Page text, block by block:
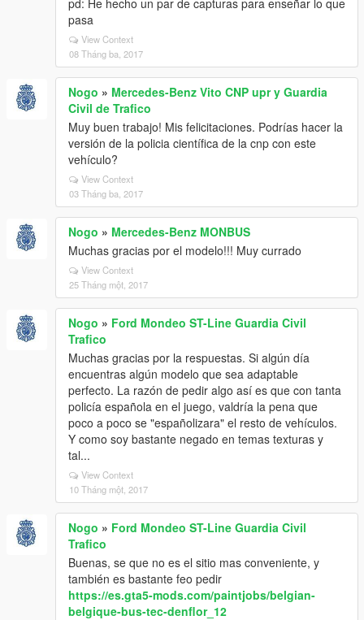
pd: He hecho un par de capturas para enseñar lo que
pasa
View Context
08 Tháng ba, 2017
Nogo » Mercedes-Benz Vito CNP upr y Guardia
Civil de Trafico
Muy buen trabajo! Mis felicitaciones. Podrías hacer la
versión de la policia científica de la cnp con este
vehículo?
View Context
03 Tháng ba, 2017
Nogo » Mercedes-Benz MONBUS
Muchas gracias por el modelo!!! Muy currado
View Context
25 Tháng một, 2017
Nogo » Ford Mondeo ST-Line Guardia Civil
Trafico
Muchas gracias por la respuestas. Si algún día
encuentras algún modelo que sea adaptable
perfecto. La razón de pedir algo así es que con tanta
policía española en el juego, valdría la pena que
poco a poco se "españolizara" el resto de vehículos.
Y como soy bastante negado en temas texturas y
tal...
View Context
10 Tháng một, 2017
Nogo » Ford Mondeo ST-Line Guardia Civil
Trafico
Buenas, se que no es el sitio mas conveniente, y
también es bastante feo pedir
https://es.gta5-mods.com/paintjobs/belgian-
belgique-bus-tec-denflor_12